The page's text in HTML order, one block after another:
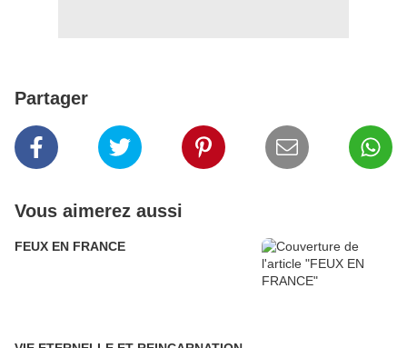
Partager
Vous aimerez aussi
FEUX EN FRANCE